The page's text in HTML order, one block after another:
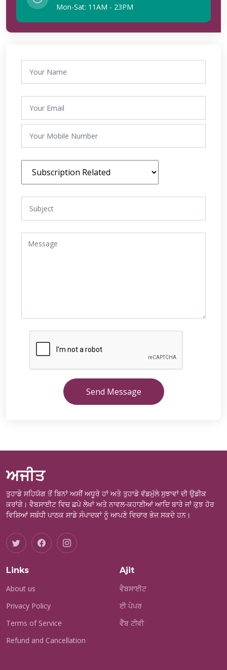
Mon-Sat: 11AM - 23PM
Send Message
ਅਜੀਤ
ਤੁਹਾਡੇ ਸਹਿਯੋਗ ਤੋਂ ਬਿਨਾਂ ਅਸੀਂ ਅਧੂਰੇ ਹਾਂ ਅਤੇ ਤੁਹਾਡੇ ਵੱਡਮੁੱਲੇ ਸੁਝਾਵਾਂ ਦੀ ਉਡੀਕ
ਕਰਾਂਗੇ। ਵੈਬਸਾਈਟ ਵਿਚ ਛਪੇ ਲੇਖਾਂ ਅਤੇ ਨਾਵਲ-ਕਹਾਣੀਆਂ ਆਦਿ ਬਾਰੇ ਜਾਂ ਕੁਝ ਹੋਰ
ਵਿਸ਼ਿਆਂ ਸਬੰਧੀ ਪਾਠਕ ਸਾਡੇ ਸੰਪਾਦਕਾਂ ਨੂੰ ਆਪਣੇ ਵਿਚਾਰ ਭੇਜ ਸਕਦੇ ਹਨ।
Links
About us
Privacy Policy
Terms of Service
Refund and Cancellation
Ajit
ਵੈਬਸਾਈਟ
ਈ ਪੇਪਰ
ਵੈੱਬ ਟੀਵੀ